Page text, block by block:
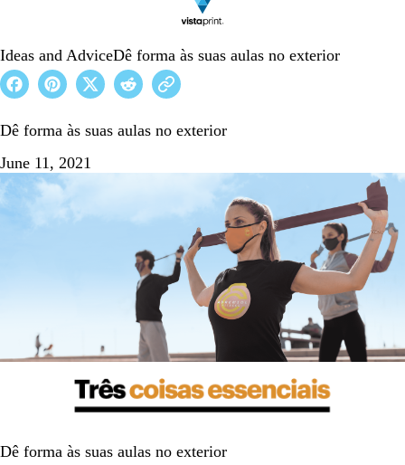
Ideas and AdviceDê forma às suas aulas no exterior
Dê forma às suas aulas no exterior
June 11, 2021
Dê forma às suas aulas no exterior